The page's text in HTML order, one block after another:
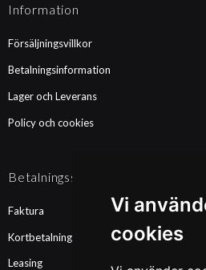
Vi
cookies
Information
Försäljningsvillkor
Betalningsinformation
Lager och Leverans
Policy och cookies
Betalningssätt
Faktura
Kortbetalning
Leasing